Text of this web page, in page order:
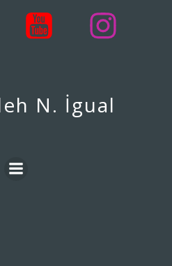
geç
N. İgual